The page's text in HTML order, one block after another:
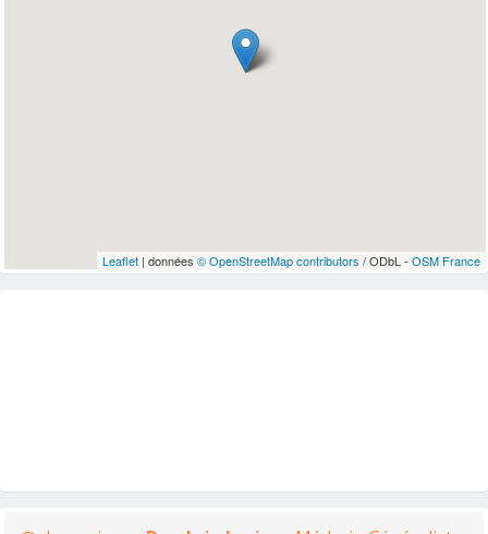
Leaflet| données © OpenStreetMap contributors / ODbL - OSM France